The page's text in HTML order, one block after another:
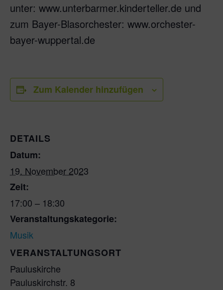
unter: www.unterbarmer.kinderteller.de und
zum Bayer-Blas­orchester: www.orchester-
bayer-wuppertal.de
Zum Kalender hinzufügen
DETAILS
Datum:
19. November 2023
Zeit:
17:00 – 18:30
Veranstaltungskategorie:
Musik
VERANSTALTUNGSORT
Pauluskirche
Pauluskirchstr. 8